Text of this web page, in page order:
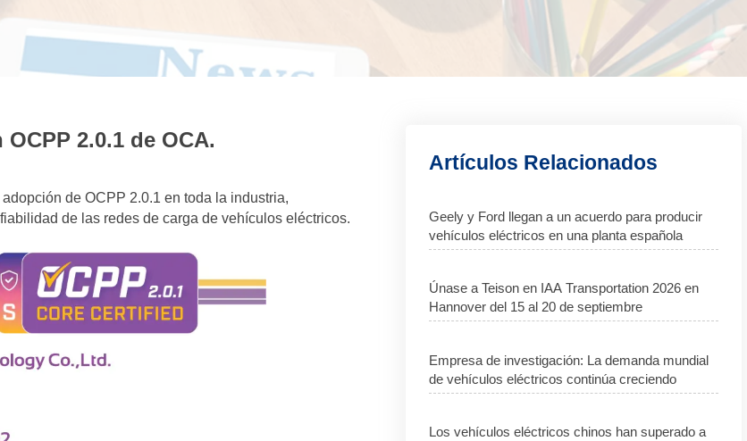
2.0.1 de OCA.
de OCPP 2.0.1 en toda la industria,
de las redes de carga de vehículos eléctricos.
Artículos Relacionados
Geely y Ford llegan a un acuerdo para producir
vehículos eléctricos en una planta española
Únase a Teison en IAA Transportation 2026 en
Hannover del 15 al 20 de septiembre
Empresa de investigación: La demanda mundial
de vehículos eléctricos continúa creciendo
Los vehículos eléctricos chinos han superado a